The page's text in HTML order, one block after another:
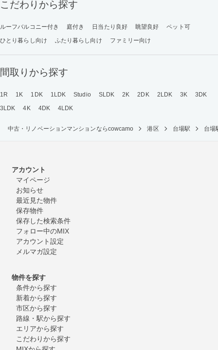
こだわりから探す
ルーフバルコニー付き 庭付き 日当たり良好 眺望良好
ペット可
ひとり暮らし向け
ふたり暮らし向け ファミリー向け
間取りから探す
1R 1K 1DK 1LDK Studio SLDK 2K 2DK 2LDK 3K
3DK
3LDK
4K 4DK 4LDK
中古・リノベーションマンションならcowcamo 港区 台場駅 台場
アカウント
マイページ
お知らせ
最近見た物件
保存物件
保存した検索条件
フォロー中のMIX
アカウント設定
メルマガ設定
物件を探す
条件から探す
新着から探す
市区から探す
路線・駅から探す
エリアから探す
こだわりから探す